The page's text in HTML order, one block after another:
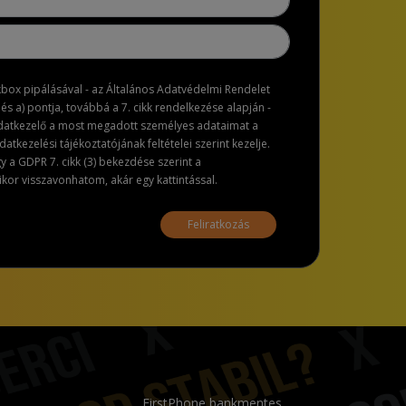
pipálásával - az Általános Adatvédelmi Rendelet
a) pontja, továbbá a 7. cikk rendelkezése alapján -
a most megadott személyes adataimat a
tájékoztatójának feltételei szerint kezelje.
a GDPR 7. cikk (3) bekezdése szerint a
visszavonhatom, akár egy kattintással.
Feliratkozás